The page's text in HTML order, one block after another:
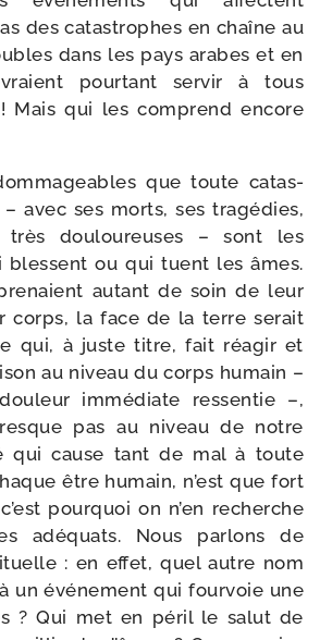
des catas­trophes en chaîne au
dans les pays arabes et en
pour­tant ser­vir à tous
! Mais qui les com­prend encore
que toute catas­
avec ses morts, ses tra­gé­dies,
très dou­lou­reuses – sont les
blessent ou qui tuent les âmes.
autant de soin de leur
corps, la face de la terre serait
qui, à juste titre, fait réagir et
au niveau du corps humain –
immé­diate res­sen­tie –,
pas au niveau de notre
qui cause tant de mal à toute
être humain, n’est que fort
pour­quoi on n’en recherche
adé­quats. Nous par­lons de
: en effet, quel autre nom
un évé­ne­ment qui four­voie une
? Qui met en péril le salut de